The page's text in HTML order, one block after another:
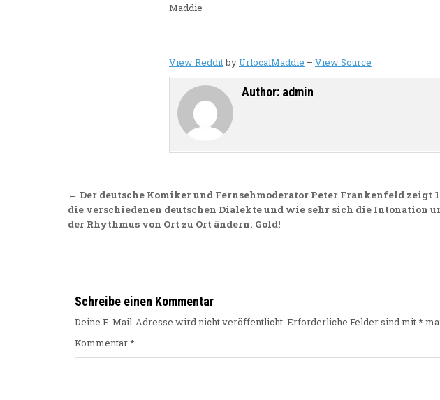
Maddie
View RedditbyUrlocalMaddie – View Source
Author: admin
Beitragsnavigation
← Der deutsche Komiker und Fernsehmoderator Peter Frankenfeld zeigt
die verschiedenen deutschen Dialekte und wie sehr sich die Intonation
der Rhythmus von Ort zu Ort ändern. Gold!
Schreibe einen Kommentar
Deine E-Mail-Adresse wird nicht veröffentlicht. Erforderliche Felder sind mit*
Kommentar*